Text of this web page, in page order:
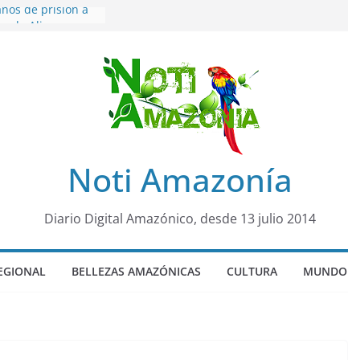
de prisión a
dormir mal en
Panamazónico, d
de la Amazonía
Noti Amazonía
Diario Digital Amazónico, desde 13 julio 2014
BELLEZAS AMAZÓNICAS CULTURA MUNDO